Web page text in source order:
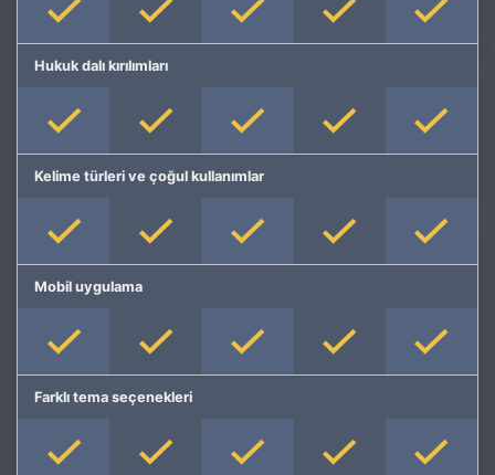
Hukuk dalı kırılımları
Kelime türleri ve çoğul kullanımlar
Mobil uygulama
Farklı tema seçenekleri